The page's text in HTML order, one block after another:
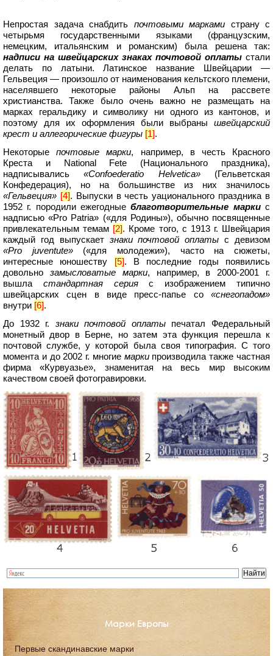
Непростая задача снабдить почтовыми марками страну с
четырьмя государственными языками (французским,
немецким, итальянским и романским) была решена так:
надписи на швейцарских знаках почтовой оплаты стали
делать по латыни. Латинское название Швейцарии —
Гельвеция — произошло от наименования кельтского племени,
населявшего некоторые районы Альп на рассвете
христианства. Также было очень важно не размещать на
марках геральдику и символику ни одного из кантонов, и
поэтому для их оформления были выбраны швейцарский
крест и аллегорические фигуры [1].
Некоторыепочтовые марки, например, в честь Красного
Креста и National Fete (Национального праздника),
надписывались«Confoederatio Helvetica»(Гельветская
Конфедерация), но на большинстве из них значилось
«Гельвеция» [4]. Выпуски в честь уационального праздника в
1952 г. породили ежегодныеблаготворительные маркис
надписью «Pro Patria» («для Родины»), обычно посвященные
привлекательным темам [2]. Кроме того, с 1913 г. Швейцария
каждый год выпускает знаки почтовой оплаты с девизом
«Pro juventute»(«для молодежи»), часто на сюжеты,
интересные юношеству [5]. В последние годы появились
довольно замысловатые марки, например, в 2000-2001 г.
вышла стандартная серияс изображением типично
швейцарских сцен в виде пресс-папье со «снегопадом»
внутри [6].
До 1932 г. знаки почтовой оплатыпечатал Федеральный
монетный двор в Берне, но затем эта функция перешла к
почтовой службе, у которой была своя типография. С того
момента и до 2002 г. многие маркипроизводила также частная
фирма «Курвуазье», знаменитая на весь мир высоким
качеством своей фотогравировки.
Марки Европы
Первые скандинавские марки